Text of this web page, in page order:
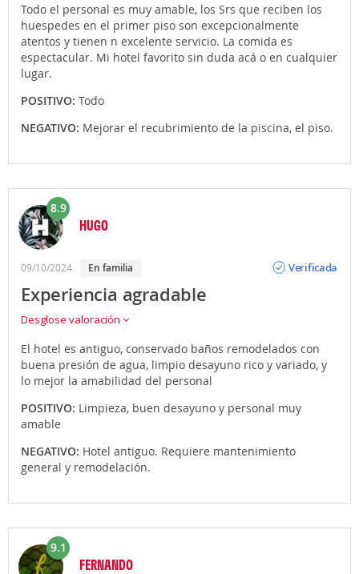
Todo el personal es muy amable, los Srs que reciben los
huespedes en el primer piso son excepcionalmente
atentos y tienen n excelente servicio. La comida es
espectacular. Mi hotel favorito sin duda acá o en cualquier
lugar.
POSITIVO: Todo
NEGATIVO: Mejorar el recubrimiento de la piscina, el piso.
8.9
HUGO
09/10/2024 en familia
Verificada
Experiencia agradable
Desglose valoración
El hotel es antiguo, conservado baños remodelados con
buena presión de agua, limpio desayuno rico y variado, y
lo mejor la amabilidad del personal
POSITIVO: Limpieza, buen desayuno y personal muy
amable
NEGATIVO: Hotel antiguo. Requiere mantenimiento
general y remodelación.
9.1
FERNANDO